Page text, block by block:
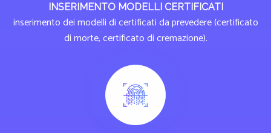
INSERIMENTO MODELLI CERTIFICATI
inserimento dei modelli di certificati da prevedere (certificato
di morte, certificato di cremazione).